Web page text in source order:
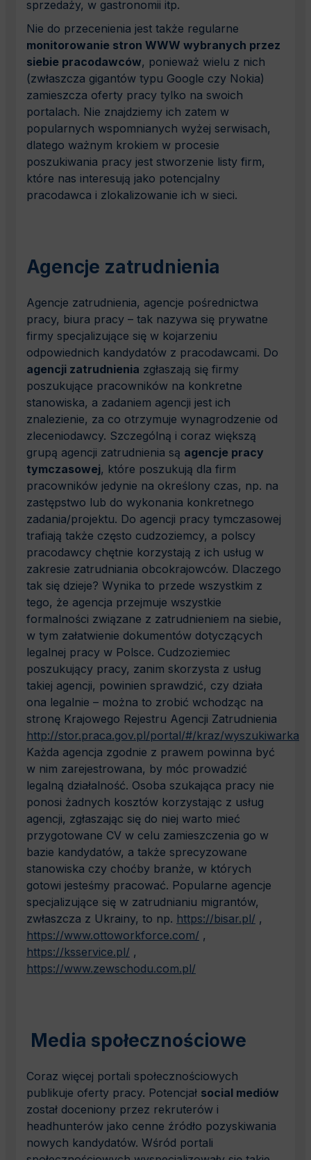
sprzedaży, w gastronomii itp.
Nie do przecenienia jest także regularne
monitorowanie stron WWW wybranych przez
siebie pracodawców, ponieważ wielu z nich
(zwłaszcza gigantów typu Google czy Nokia)
zamieszcza oferty pracy tylko na swoich
portalach. Nie znajdziemy ich zatem w
popularnych wspomnianych wyżej serwisach,
dlatego ważnym krokiem w procesie
poszukiwania pracy jest stworzenie listy firm,
które nas interesują jako potencjalny
pracodawca i zlokalizowanie ich w sieci.
Agencje zatrudnienia
Agencje zatrudnienia, agencje pośrednictwa
pracy, biura pracy – tak nazywa się prywatne
firmy specjalizujące się w kojarzeniu
odpowiednich kandydatów z pracodawcami. Do
agencji zatrudnienia zgłaszają się firmy
poszukujące pracowników na konkretne
stanowiska, a zadaniem agencji jest ich
znalezienie, za co otrzymuje wynagrodzenie od
zleceniodawcy. Szczególną i coraz większą
grupą agencji zatrudnienia są agencje pracy
tymczasowej, które poszukują dla firm
pracowników jedynie na określony czas, np. na
zastępstwo lub do wykonania konkretnego
zadania/projektu. Do agencji pracy tymczasowej
trafiają także często cudzoziemcy, a polscy
pracodawcy chętnie korzystają z ich usług w
zakresie zatrudniania obcokrajowców. Dlaczego
tak się dzieje? Wynika to przede wszystkim z
tego, że agencja przejmuje wszystkie
formalności związane z zatrudnieniem na siebie,
w tym załatwienie dokumentów dotyczących
legalnej pracy w Polsce. Cudzoziemiec
poszukujący pracy, zanim skorzysta z usług
takiej agencji, powinien sprawdzić, czy działa
ona legalnie – można to zrobić wchodząc na
stronę Krajowego Rejestru Agencji Zatrudnienia
http://stor.praca.gov.pl/portal/#/kraz/wyszukiwarka
Każda agencja zgodnie z prawem powinna być
w nim zarejestrowana, by móc prowadzić
legalną działalność. Osoba szukająca pracy nie
ponosi żadnych kosztów korzystając z usług
agencji, zgłaszając się do niej warto mieć
przygotowane CV w celu zamieszczenia go w
bazie kandydatów, a także sprecyzowane
stanowiska czy choćby branże, w których
gotowi jesteśmy pracować. Popularne agencje
specjalizujące się w zatrudnianiu migrantów,
zwłaszcza z Ukrainy, to np. https://bisar.pl/ ,
https://www.ottoworkforce.com/ ,
https://ksservice.pl/ ,
https://www.zewschodu.com.pl/
Media społecznościowe
Coraz więcej portali społecznościowych
publikuje oferty pracy. Potencjał social mediów
został doceniony przez rekruterów i
headhunterów jako cenne źródło pozyskiwania
nowych kandydatów. Wśród portali